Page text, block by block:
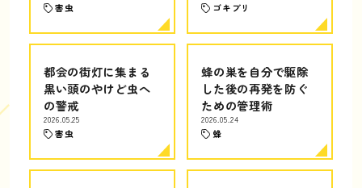
害虫 ゴキブリ
都会の街灯に集まる
黒い頭のやけど虫へ
の警戒
2026.05.25
害虫
蜂の巣を自分で駆除
した後の再発を防ぐ
ための管理術
2026.05.24
蜂